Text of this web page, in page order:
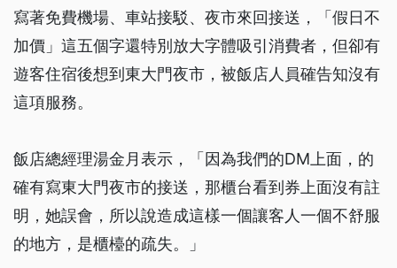
寫著免費機場、車站接駁、夜市來回接送，「假日不
加價」這五個字還特別放大字體吸引消費者，但卻有
遊客住宿後想到東大門夜市，被飯店人員確告知沒有
這項服務。
飯店總經理湯金月表示，「因為我們的DM上面，的
確有寫東大門夜市的接送，那櫃台看到券上面沒有註
明，她誤會，所以說造成這樣一個讓客人一個不舒服
的地方，是櫃檯的疏失。」